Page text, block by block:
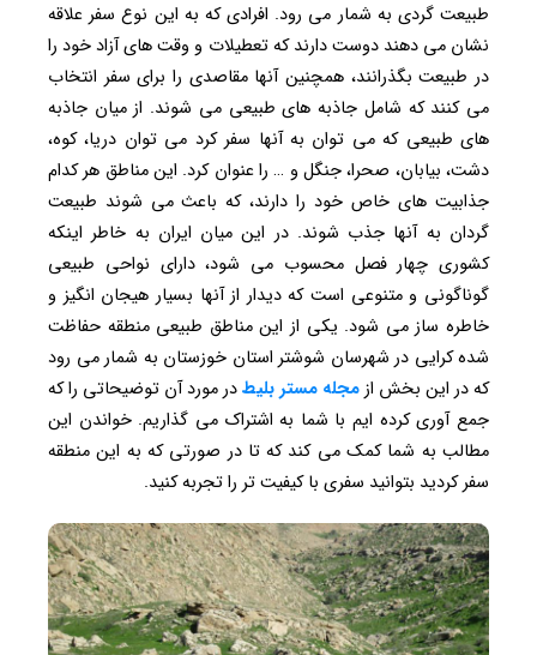
طبیعت گردی به شمار می رود. افرادی که به این نوع سفر علاقه
نشان می دهند دوست دارند که تعطیلات و وقت های آزاد خود را
در طبیعت بگذرانند، همچنین آنها مقاصدی را برای سفر انتخاب
می کنند که شامل جاذبه های طبیعی می شوند. از میان جاذبه
های طبیعی که می توان به آنها سفر کرد می توان دریا، کوه،
دشت، بیابان، صحرا، جنگل و … را عنوان کرد. این مناطق هر کدام
جذابیت های خاص خود را دارند، که باعث می شوند طبیعت
گردان به آنها جذب شوند. در این میان ایران به خاطر اینکه
کشوری چهار فصل محسوب می شود، دارای نواحی طبیعی
گوناگونی و متنوعی است که دیدار از آنها بسیار هیجان انگیز و
خاطره ساز می شود. یکی از این مناطق طبیعی منطقه حفاظت
شده کرایی در شهرسان شوشتر استان خوزستان به شمار می رود
که در این بخش ازمجله مستر بلیطدر مورد آن توضیحاتی را که
جمع آوری کرده ایم با شما به اشتراک می گذاریم. خواندن این
مطالب به شما کمک می کند که تا در صورتی که به این منطقه
سفر کردید بتوانید سفری با کیفیت تر را تجربه کنید.